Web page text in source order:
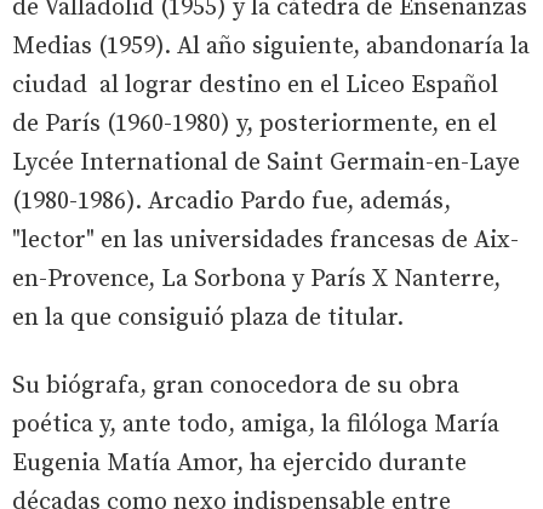
de Valladolid (1955) y la cátedra de Enseñanzas
Medias (1959). Al año siguiente, abandonaría la
ciudad al lograr destino en el Liceo Español
de París (1960-1980) y, posteriormente, en el
Lycée International de Saint Germain-en-Laye
(1980-1986). Arcadio Pardo fue, además,
"lector" en las universidades francesas de Aix-
en-Provence, La Sorbona y París X Nanterre,
en la que consiguió plaza de titular.
Su biógrafa, gran conocedora de su obra
poética y, ante todo, amiga, la filóloga María
Eugenia Matía Amor, ha ejercido durante
décadas como nexo indispensable entre